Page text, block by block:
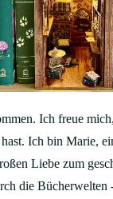
Ich freue
Ich bin Marie,
Liebe zum
die Bücherwelten